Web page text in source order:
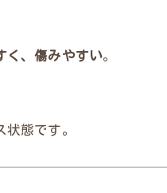
く、傷みやすい。
態です。